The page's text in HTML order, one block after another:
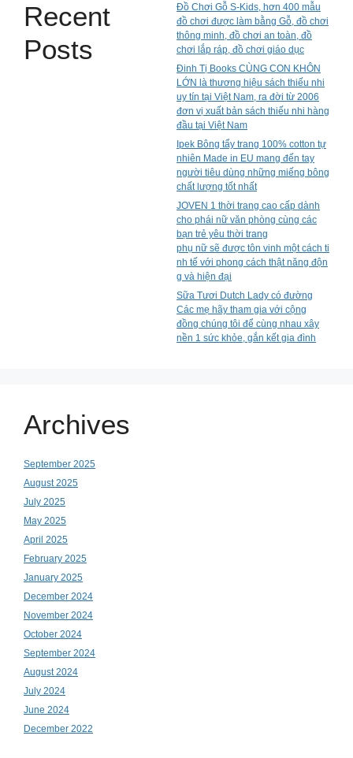
Recent
Posts
Đồ Chơi Gỗ S-Kids, hơn 400 mẫu
đồ chơi được làm bằng Gỗ, đồ chơi
thông minh, đồ chơi an toàn, đồ
chơi lắp ráp, đồ chơi giáo dục
Đinh Tị Books CÙNG CON KHÔN
LỚN là thương hiệu sách thiếu nhi
uy tín tại Việt Nam, ra đời từ 2006
đơn vị xuất bản sách thiếu nhi hàng
đầu tại Việt Nam
Ipek Bông tẩy trang 100% cotton tự
nhiên Made in EU mang đến tay
người tiêu dùng những miếng bông
chất lượng tốt nhất
JOVEN 1 thời trang cao cấp dành
cho phái nữ văn phòng cùng các
bạn trẻ yêu thời trang
phụ nữ sẽ được tôn vinh một cách ti
nh tế với phong cách thật năng độn
g và hiện đại
Sữa Tươi Dutch Lady có đường
Các mẹ hãy tham gia với cộng
đồng chúng tôi để cùng nhau xây
nền 1 sức khỏe, gắn kết gia đình
Archives
September 2025
August 2025
July 2025
May 2025
April 2025
February 2025
January 2025
December 2024
November 2024
October 2024
September 2024
August 2024
July 2024
June 2024
December 2022